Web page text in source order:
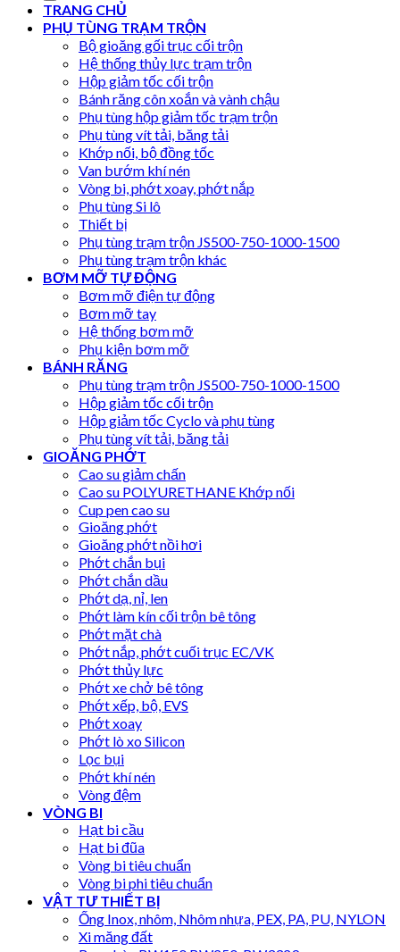
TRANG CHỦ
PHỤ TÙNG TRẠM TRỘN
Bộ gioăng gối trục cối trộn
Hệ thống thủy lực trạm trộn
Hộp giảm tốc cối trộn
Bánh răng côn xoắn và vành chậu
Phụ tùng hộp giảm tốc trạm trộn
Phụ tùng vít tải, băng tải
Khớp nối, bộ đồng tốc
Van bướm khí nén
Vòng bi, phớt xoay, phớt nắp
Phụ tùng Si lô
Thiết bị
Phụ tùng trạm trộn JS500-750-1000-1500
Phụ tùng trạm trộn khác
BƠM MỠ TỰ ĐỘNG
Bơm mỡ điện tự động
Bơm mỡ tay
Hệ thống bơm mỡ
Phụ kiện bơm mỡ
BÁNH RĂNG
Phụ tùng trạm trộn JS500-750-1000-1500
Hộp giảm tốc cối trộn
Hộp giảm tốc Cyclo và phụ tùng
Phụ tùng vít tải, băng tải
GIOĂNG PHỚT
Cao su giảm chấn
Cao su POLYURETHANE Khớp nối
Cup pen cao su
Gioăng phớt
Gioăng phớt nồi hơi
Phớt chắn bụi
Phớt chắn dầu
Phớt dạ, nỉ, len
Phớt làm kín cối trộn bê tông
Phớt mặt chà
Phớt nắp, phớt cuối trục EC/VK
Phớt thủy lực
Phớt xe chở bê tông
Phớt xếp, bộ, EVS
Phớt xoay
Phớt lò xo Silicon
Lọc bụi
Phớt khí nén
Vòng đệm
VÒNG BI
Hạt bi cầu
Hạt bi đũa
Vòng bi tiêu chuẩn
Vòng bi phi tiêu chuẩn
VẬT TƯ THIẾT BỊ
Ống Inox, nhôm, Nhôm nhựa, PEX, PA, PU, NYLON
Xi măng đất